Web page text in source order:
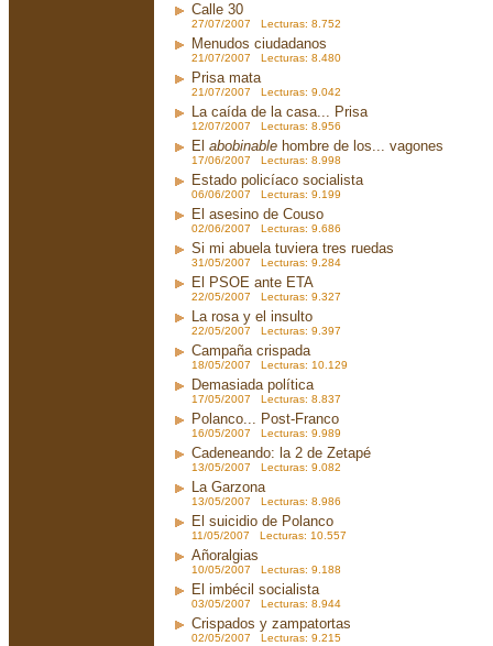
Calle 30
27/07/2007 Lecturas: 8.752
Menudos ciudadanos
21/07/2007 Lecturas: 8.480
Prisa mata
21/07/2007 Lecturas: 9.042
La caída de la casa... Prisa
12/07/2007 Lecturas: 8.956
El abobinable hombre de los... vagones
17/06/2007 Lecturas: 8.998
Estado policíaco socialista
06/06/2007 Lecturas: 9.199
El asesino de Couso
02/06/2007 Lecturas: 9.686
Si mi abuela tuviera tres ruedas
31/05/2007 Lecturas: 9.284
El PSOE ante ETA
22/05/2007 Lecturas: 9.327
La rosa y el insulto
22/05/2007 Lecturas: 9.397
Campaña crispada
18/05/2007 Lecturas: 10.129
Demasiada política
17/05/2007 Lecturas: 8.837
Polanco... Post-Franco
16/05/2007 Lecturas: 9.989
Cadeneando: la 2 de Zetapé
13/05/2007 Lecturas: 9.082
La Garzona
13/05/2007 Lecturas: 8.986
El suicidio de Polanco
11/05/2007 Lecturas: 10.557
Añoralgias
10/05/2007 Lecturas: 9.188
El imbécil socialista
03/05/2007 Lecturas: 8.944
Crispados y zampatortas
02/05/2007 Lecturas: 9.215